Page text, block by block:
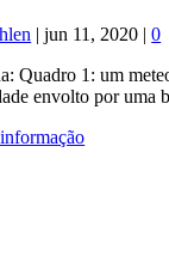
|jun 11, 2020 |0
Quadro 1: um
envolto por uma